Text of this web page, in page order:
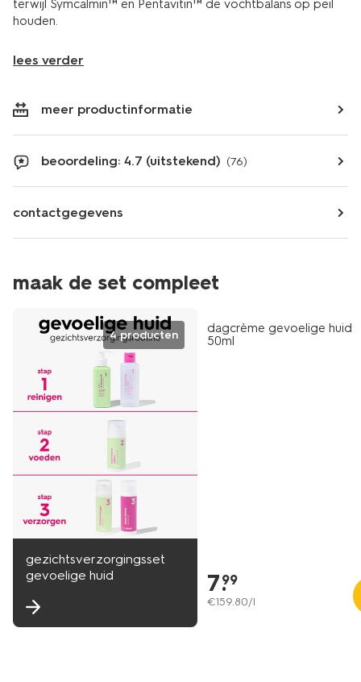
terwijl Symcalmin™ en Pentavitin™ de vochtbalans op peil
houden.
lees verder
meer productinformatie
beoordeling: 4.7 (uitstekend) (76)
contactgegevens
maak de set compleet
4 producten
gezichtsverzorgingsset
gevoelige huid
vegan
dagcrème gevoelige huid
50ml
7.
99
€159.80/l